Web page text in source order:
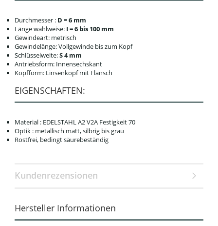
Durchmesser : D = 6 mm
Länge wahlweise: I = 6 bis 100 mm
Gewindeart: metrisch
Gewindelänge: Vollgewinde bis zum Kopf
Schlüsselweite:S 4 mm
Antriebsform: Innensechskant
Kopfform: Linsenkopf mit Flansch
EIGENSCHAFTEN:
Material : EDELSTAHL A2 V2A Festigkeit 70
Optik : metallisch matt, silbrig bis grau
Rostfrei, bedingt säurebeständig
Kundenrezensionen
Hersteller Informationen